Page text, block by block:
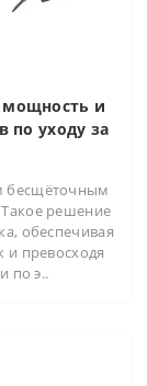
мощность и
по уходу за
бесщёточным
Такое решение
обеспечивая
превосходя
по э..